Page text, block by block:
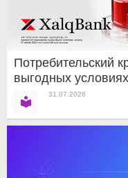
Потребительский
выгодных условиях
31.07.2026